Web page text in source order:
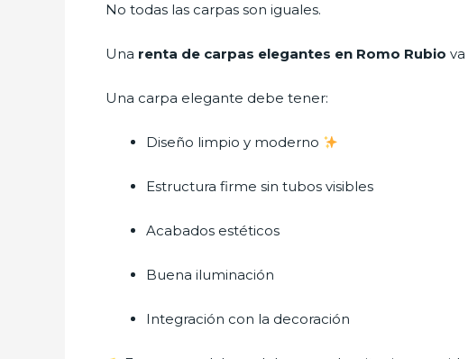
No todas las carpas son iguales.
Una renta de carpas elegantes en Romo Rubio
Una carpa elegante debe tener:
Diseño limpio y moderno
Estructura firme sin tubos visibles
Acabados estéticos
Buena iluminación
Integración con la decoración